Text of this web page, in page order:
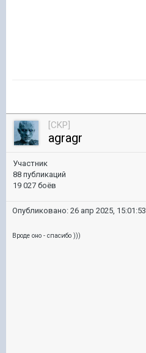
[CKP]
agragr
Участник
88 публикаций
19 027 боёв
Опубликовано: 26 апр 2025, 15:01:53
Вроде оно - спасибо )))